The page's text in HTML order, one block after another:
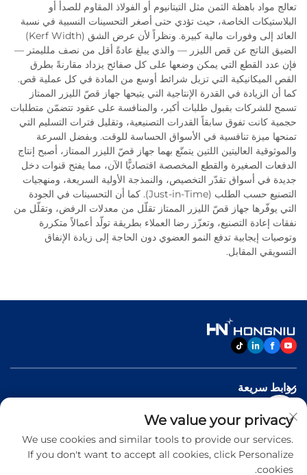
تعالج مواد باهظة الثمن مثل التيتانيوم أو الفولاذ المقاوم للصدأ أو
البلاستيكات الخاصة، حيث تؤدي حتى أصغر التحسينات النسبية في نسبة
العائد إلى وفورات مالية كبيرة. ونظراً لأن عرض الشق (Kerf Width)
الضيق الناتج عن قص الليزر — والذي يبلغ عادةً أقل من نصف ملليمتر —
فإن عدد القطع التي يمكن وضعها على كل صفائح يزداد مقارنةً بطرق
القص الميكانيكية التي تزيل شرائط أوسع من المادة في كل عملية قص.
كما أن الزيادة في القدرة الإنتاجية التي يتيحها جهاز قصّ الليزر الممتاز
تسمح للشركات بقبول طلبات أكبر، والمنافسة على عقود تتضمّن متطلبات
حجمية كانت تفوق سابقاً القدرات التصنيعية، وتقليل فترات التسليم التي
تمنحها ميزة تنافسية في الأسواق الحساسة للوقت. وبفضل السرعة
والموثوقية العاليتين اللتين يتمتّع بهما جهاز قصّ الليزر الممتاز، أصبح إنتاج
الدفعات الصغيرة والقطع المخصصة اقتصاديًّا الآن، مما يفتح قنوات دخل
جديدة في أسواق تقدّر التخصيص، والنمذجة الأولية السريعة، ومنهجيات
التصنيع حسب الطلب (Just-in-Time). كما أن التحسينات في الجودة
التي يوفّرها جهاز قصّ الليزر الممتاز تقلّل من معدلات الرفض، وتقلّل من
نفقات إعادة التصنيع، وتعزّز رضا العملاء بطريقة تولّد أعمالاً متكررة
وتوصيات إيجابية تدفع النمو العضوي دون الحاجة إلى زيادة الإنفاق
التسويقي المقابل.
روابط سريعة
منتجات
اتصل بنا
We value your privacy
We use cookies and similar tools to provide our services.
If you don't want to accept all cookies, click Personalize
cookies.